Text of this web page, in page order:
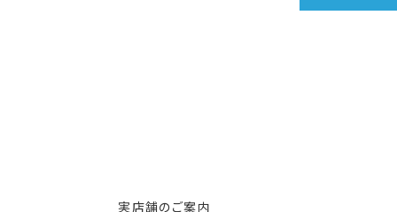
実店舗のご案内